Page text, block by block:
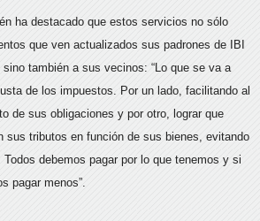
ha destacado que estos servicios no sólo
que ven actualizados sus padrones de IBI
también a sus vecinos: “Lo que se va a
de los impuestos. Por un lado, facilitando al
de sus obligaciones y por otro, lograr que
sus tributos en función de sus bienes, evitando
debemos pagar por lo que tenemos y si
pagar menos”.